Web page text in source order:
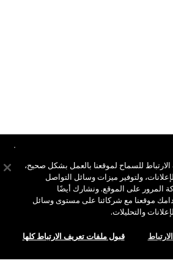
للسماح لموقعنا بالعمل بشكل صحيح،
ولتوفير ميزات وسائل التواصل
المرور على الموقع. ونشارك أيضًا
موقعنا مع شركائنا على مستوى وسائل
والتحليلات.
قبول ملفات تعريف الارتباط كلها